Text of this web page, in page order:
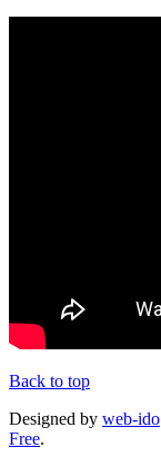
Back to top
Designed by web-ido
Free.